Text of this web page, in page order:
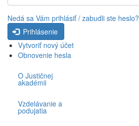
Nedá sa Vám prihlásiť / zabudli ste heslo?
Prihlásenie
Vytvoriť nový účet
Obnovenie hesla
O Justičnej
akadémii
Vzdelávanie a
podujatia